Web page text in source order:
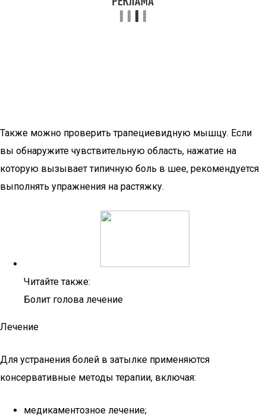
Также можно проверить трапециевидную мышцу. Если
вы обнаружите чувствительную область, нажатие на
которую вызывает типичную боль в шее, рекомендуется
выполнять упражнения на растяжку.
Читайте также:
Болит голова лечение
Лечение
Для устранения болей в затылке применяются
консервативные методы терапии, включая:
медикаментозное лечение;